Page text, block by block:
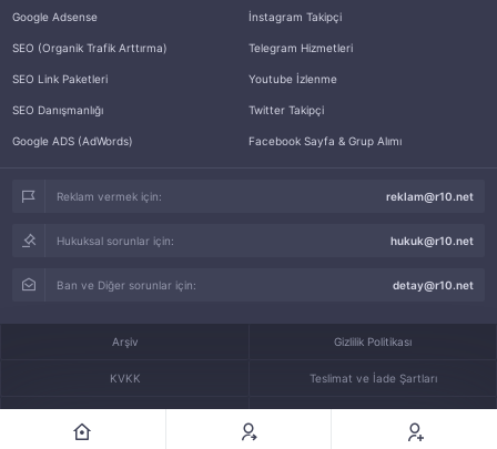
Google Adsense
SEO (Organik Trafik Arttırma)
SEO Link Paketleri
SEO Danışmanlığı
Google ADS (AdWords)
İnstagram Takipçi
Telegram Hizmetleri
Youtube İzlenme
Twitter Takipçi
Facebook Sayfa & Grup Alımı
Reklam vermek için: reklam@r10.net
Hukuksal sorunlar için: hukuk@r10.net
Ban ve Diğer sorunlar için: detay@r10.net
Arşiv Gizlilik Politikası
KVKK Teslimat ve İade Şartları